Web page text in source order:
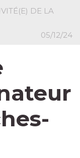
DE LA
05/12/24